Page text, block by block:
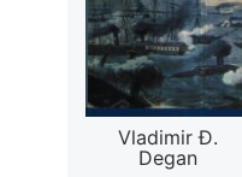
Vladimir Đ.
Degan